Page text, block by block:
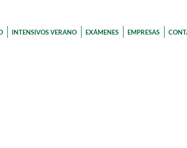
INTENSIVOS VERANO EXÁMENES EMPRESAS